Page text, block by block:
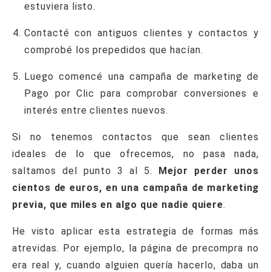
estuviera listo.
Contacté con antiguos clientes y contactos y
comprobé los prepedidos que hacían.
Luego comencé una campaña de marketing de
Pago por Clic para comprobar conversiones e
interés entre clientes nuevos.
Si no tenemos contactos que sean clientes
ideales de lo que ofrecemos, no pasa nada,
saltamos del punto 3 al 5.
Mejor perder unos
cientos de euros, en una campaña de marketing
previa, que miles en algo que nadie quiere.
He visto aplicar esta estrategia de formas más
atrevidas. Por ejemplo, la página de precompra no
era real y, cuando alguien quería hacerlo, daba un